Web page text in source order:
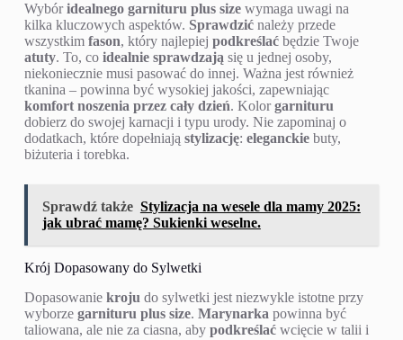
Wybóridealnego garnituru plus sizewymaga uwagi na
kilka kluczowych aspektów. Sprawdzićnależy przede
wszystkim fason, który najlepiej podkreślaćbędzie Twoje
atuty. To, co idealnie sprawdzają się u jednej osoby,
niekoniecznie musi pasować do innej. Ważna jest również
tkanina – powinna być wysokiej jakości, zapewniając
komfort noszenia przez cały dzień. Kolorgarnituru
dobierz do swojej karnacji i typu urody. Nie zapominaj o
dodatkach, które dopełniają stylizację: eleganckiebuty,
biżuteria i torebka.
Sprawdź także Stylizacja na wesele dla mamy 2025:
jak ubrać mamę? Sukienki weselne.
Krój Dopasowany do Sylwetki
Dopasowanie kroju do sylwetki jest niezwykle istotne przy
wyborze garnituru plus size. Marynarka powinna być
taliowana, ale nie za ciasna, aby podkreślaćwcięcie w talii i